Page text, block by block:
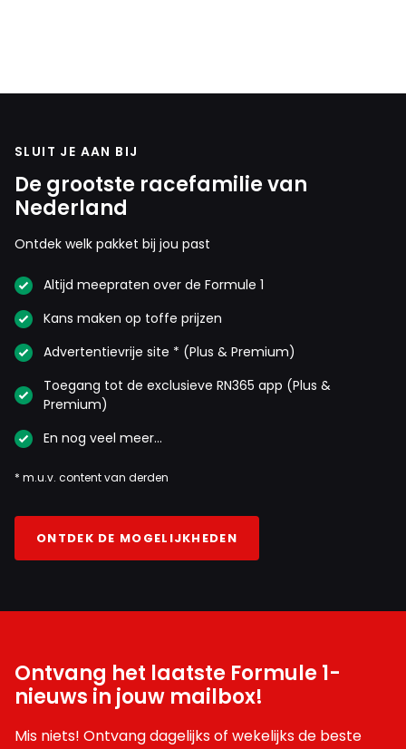
SLUIT JE AAN BIJ
De grootste racefamilie van
Nederland
Ontdek welk pakket bij jou past
Altijd meepraten over de Formule 1
Kans maken op toffe prijzen
Advertentievrije site * (Plus & Premium)
Toegang tot de exclusieve RN365 app (Plus &
Premium)
En nog veel meer…
* m.u.v. content van derden
ONTDEK DE MOGELIJKHEDEN
Ontvang het laatste Formule 1-
nieuws in jouw mailbox!
Mis niets! Ontvang dagelijks of wekelijks de beste